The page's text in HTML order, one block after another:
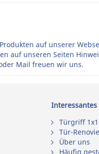
auf unserer
auf unseren Seiten
Mail freuen wir uns.
Interessantes
Türgriff 1x1
Tür-
Über uns
Häufig